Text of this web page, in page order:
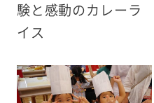
験と感動のカレーラ
イス